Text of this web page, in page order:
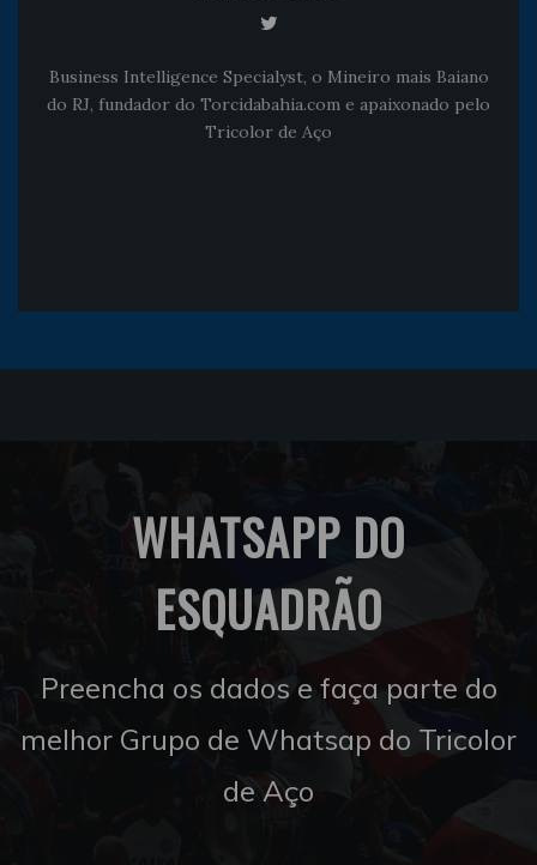
Business Intelligence Specialyst, o Mineiro mais Baiano
do RJ, fundador do Torcidabahia.com e apaixonado pelo
Tricolor de Aço
WHATSAPP DO
ESQUADRÃO
Preencha os dados e faça parte do
melhor Grupo de Whatsap do Tricolor
de Aço